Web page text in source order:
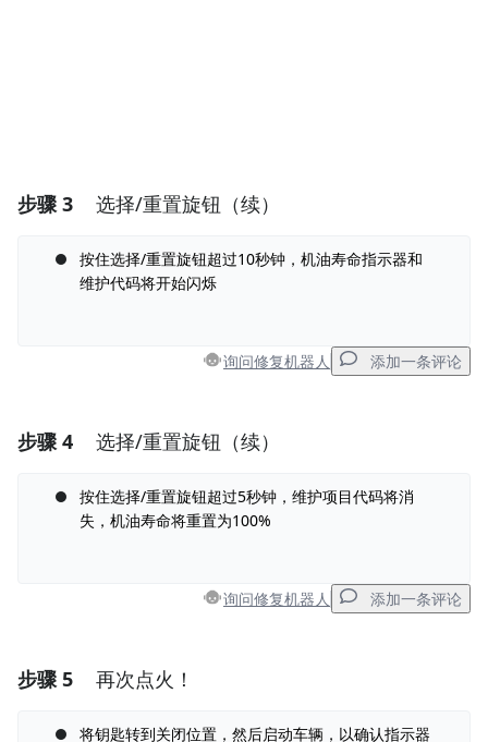
步骤 3 选择/重置旋钮（续）
按住选择/重置旋钮超过10秒钟，机油寿命指示器和
维护代码将开始闪烁
询问修复机器人 添加一条评论
添加一条评论
添加评论
取消 发帖评论
步骤 4 选择/重置旋钮（续）
按住选择/重置旋钮超过5秒钟，维护项目代码将消
失，机油寿命将重置为100%
询问修复机器人 添加一条评论
添加评论
步骤 5 再次点火！
将钥匙转到关闭位置，然后启动车辆，以确认指示器